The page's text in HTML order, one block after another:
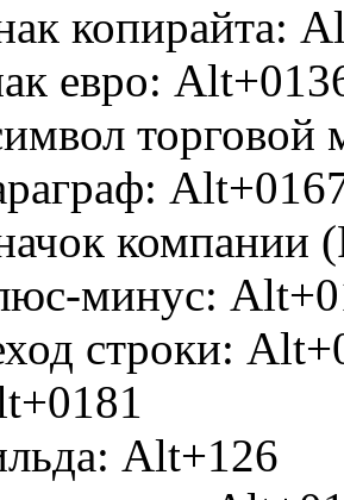
копирайта:
евро:
торговой
компании
минус:
строки:
Alt+126